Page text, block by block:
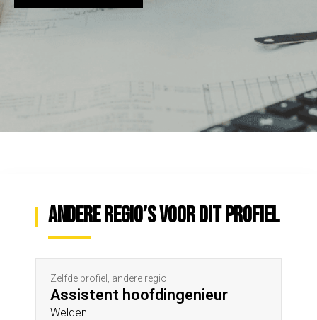
Andere regio’s voor dit profiel
Zelfde profiel, andere regio
Assistent hoofdingenieur
Welden